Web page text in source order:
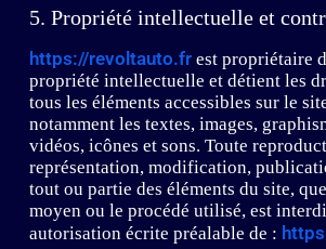
5. Propriété intellectuelle et
https://revoltauto.frest propriétaire
propriété intellectuelle et détient les
tous les éléments accessibles sur le
notamment les textes, images,
vidéos, icônes et sons. Toute
représentation, modification,
tout ou partie des éléments du site,
moyen ou le procédé utilisé, est
autorisation écrite préalable de :